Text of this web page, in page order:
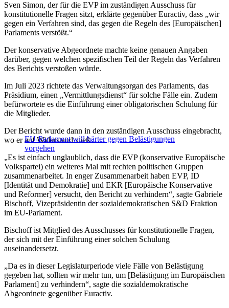
Sven Simon, der für die EVP im zuständigen Ausschuss für
konstitutionelle Fragen sitzt, erklärte gegenüber Euractiv, dass „wir
gegen ein Verfahren sind, das gegen die Regeln des [Europäischen]
Parlaments verstößt.“
Der konservative Abgeordnete machte keine genauen Angaben
darüber, gegen welchen spezifischen Teil der Regeln das Verfahren
des Berichts verstoßen würde.
Im Juli 2023 richtete das Verwaltungsorgan des Parlaments, das
Präsidium, einen „Vermittlungsdienst“ für solche Fälle ein. Zudem
befürwortete es die Einführung einer obligatorischen Schulung für
die Mitglieder.
EU-Parlament will härter gegen Belästigungen
vorgehen
Der Bericht wurde dann in den zuständigen Ausschuss eingebracht,
wo er auf Widerstand stieß.
„Es ist einfach unglaublich, dass die EVP (konservative Europäische
Volkspartei) ein weiteres Mal mit rechten politischen Gruppen
zusammenarbeitet. In enger Zusammenarbeit haben EVP, ID
[Identität und Demokratie] und EKR [Europäische Konservative
und Reformer] versucht, den Bericht zu verhindern“, sagte Gabriele
Bischoff, Vizepräsidentin der sozialdemokratischen S&D Fraktion
im EU-Parlament.
Bischoff ist Mitglied des Ausschusses für konstitutionelle Fragen,
der sich mit der Einführung einer solchen Schulung
auseinandersetzt.
„Da es in dieser Legislaturperiode viele Fälle von Belästigung
gegeben hat, sollten wir mehr tun, um [Belästigung im Europäischen
Parlament] zu verhindern“, sagte die sozialdemokratische
Abgeordnete gegenüber Euractiv.